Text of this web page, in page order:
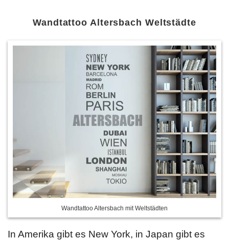
Wandtattoo Altersbach Weltstädte
Wandtattoo Altersbach mit Weltstädten
In Amerika gibt es New York, in Japan gibt es